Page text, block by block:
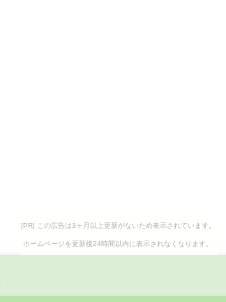
[PR] この広告は3ヶ月以上更新がないため表示されています。
ホームページを更新後24時間以内に表示されなくなります。